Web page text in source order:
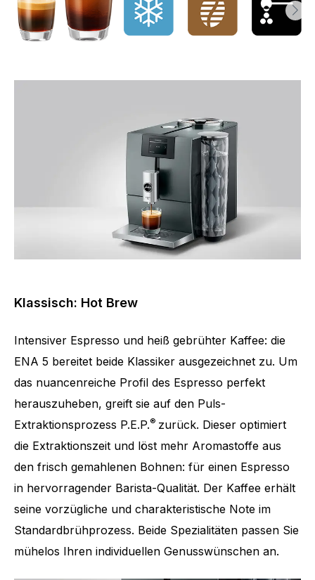
Klassisch: Hot Brew
Intensiver Espresso und heiß gebrühter Kaffee: die
ENA 5 bereitet beide Klassiker ausgezeichnet zu. Um
das nuancenreiche Profil des Espresso perfekt
herauszuheben, greift sie auf den Puls-
Extraktionsprozess P.E.P.® zurück. Dieser optimiert
die Extraktionszeit und löst mehr Aromastoffe aus
den frisch gemahlenen Bohnen: für einen Espresso
in hervorragender Barista-Qualität. Der Kaffee erhält
seine vorzügliche und charakteristische Note im
Standardbrühprozess. Beide Spezialitäten passen Sie
mühelos Ihren individuellen Genusswünschen an.